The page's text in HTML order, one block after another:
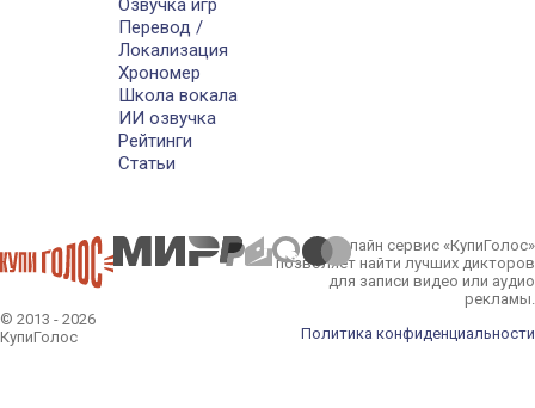
Озвучка игр
Перевод /
Локализация
Хрономер
Школа вокала
ИИ озвучка
Рейтинги
Статьи
© 2013 - 2026
КупиГолос
Онлайн сервис «КупиГолос»
позволяет найти лучших дикторов
для записи видео или аудио
рекламы.
Политика конфиденциальности